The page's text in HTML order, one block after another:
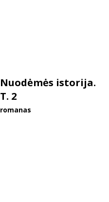
Nuodėmės istorija.
T. 2
romanas